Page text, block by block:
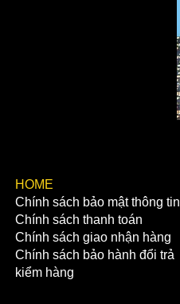
​HOME
Chính sách bảo mật thông tin
Chính sách thanh toán
Chính sách giao nhận hàng
Chính sách bảo hành đổi trả
kiểm hàng